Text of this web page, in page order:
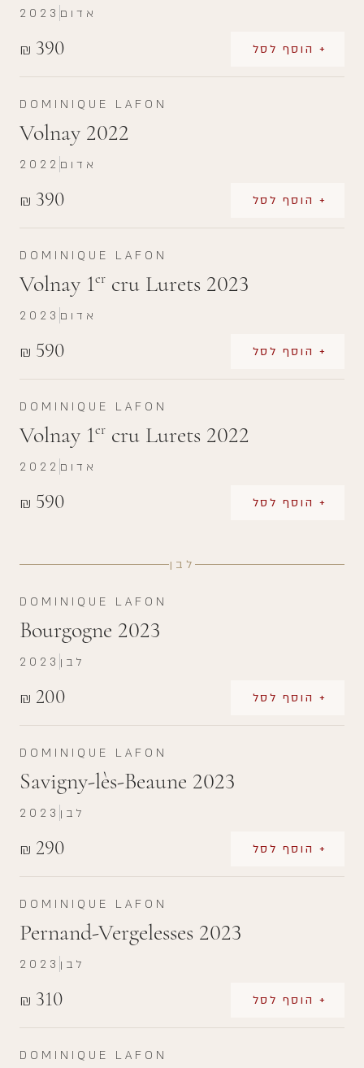
₪ 390 + הוסף לסל
2023 אדום
DOMINIQUE LAFON
Volnay 2022
₪ 390 + הוסף לסל
2022 אדום
DOMINIQUE LAFON
Volnay 1er cru Lurets 2023
₪ 590 + הוסף לסל
2023 אדום
DOMINIQUE LAFON
Volnay 1er cru Lurets 2022
₪ 590 + הוסף לסל
2022 אדום
לבן
DOMINIQUE LAFON
Bourgogne 2023
₪ 200 + הוסף לסל
2023 לבן
DOMINIQUE LAFON
Savigny-lès-Beaune 2023
₪ 290 + הוסף לסל
2023 לבן
DOMINIQUE LAFON
Pernand-Vergelesses 2023
₪ 310 + הוסף לסל
2023 לבן
DOMINIQUE LAFON